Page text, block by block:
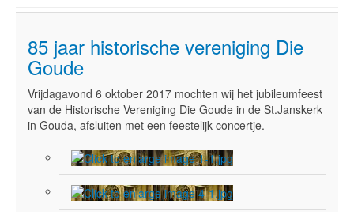
de
in85 jaar historische vereniging Die
Goude
Vrijdagavond 6 oktober 2017 mochten wij het jubileumfeest
van de Historische Vereniging Die Goude in de St.Janskerk
in Gouda, afsluiten met een feestelijk concertje.